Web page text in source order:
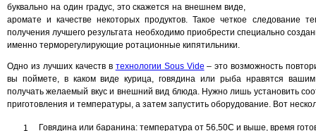
буквально на один градус, это скажется на внешнем виде,
аромате и качестве некоторых продуктов. Такое четкое следование
получения лучшего результата необходимо приобрести специально
именно терморегулирующие ротационные кипятильники.
Одно из лучших качеств в технологии Sous Vide – это возможность
вы поймете, в каком виде курица, говядина или рыба нравятся
получать желаемый вкус и внешний вид блюда. Нужно лишь установить
приготовления и температуры, а затем запустить оборудование. Вот
Говядина или баранина: температура от 56,50С и выше, время